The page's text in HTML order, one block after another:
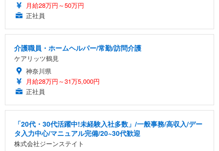
月給28万円～50万円
正社員
介護職員・ホームヘルパー/常勤/訪問介護
ケアリッツ鶴見
神奈川県
月給28万円～31万5,000円
正社員
「20代・30代活躍中!未経験入社多数」/一般事務/高収入/デー
タ入力中心/マニュアル完備/20~30代歓迎
株式会社ジーンステイト